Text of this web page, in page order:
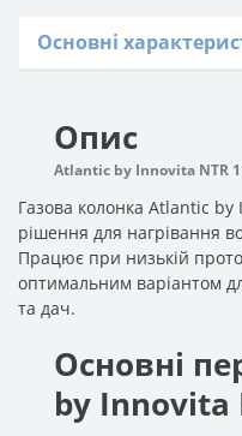
Основні
Опис
Atlantic by Innovita NTR
Газова колонка Atlantic
рішення для нагрівання
Працює при низькій
оптимальним варіантом
та дач.
Основні
by Innovita